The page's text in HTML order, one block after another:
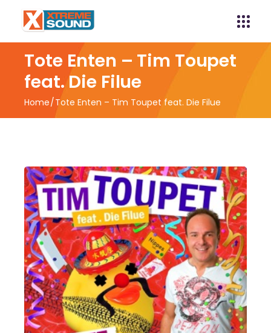
Tote Enten – Tim Toupet
feat. Die Filue
Home Tote Enten – Tim Toupet feat. Die Filue